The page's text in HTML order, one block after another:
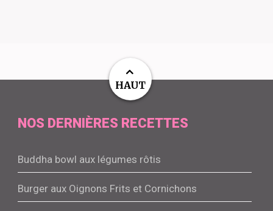
NOS DERNIÈRES RECETTES
Buddha bowl aux légumes rôtis
Burger aux Oignons Frits et Cornichons
HAUT